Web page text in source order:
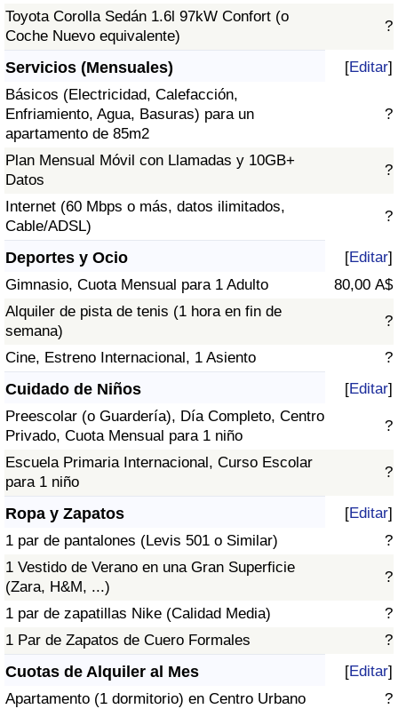
Toyota Corolla Sedán 1.6l 97kW Confort (o
Coche Nuevo equivalente)
?
Servicios (Mensuales) [Editar]
Básicos (Electricidad, Calefacción,
Enfriamiento, Agua, Basuras) para un
apartamento de 85m2
?
Plan Mensual Móvil con Llamadas y 10GB+
Datos
?
Internet (60 Mbps o más, datos ilimitados,
Cable/ADSL)
?
Deportes y Ocio [Editar]
Gimnasio, Cuota Mensual para 1 Adulto
80,00 A$
Alquiler de pista de tenis (1 hora en fin de
semana)
?
Cine, Estreno Internacional, 1 Asiento ?
Cuidado de Niños [Editar]
Preescolar (o Guardería), Día Completo, Centro
Privado, Cuota Mensual para 1 niño
?
Escuela Primaria Internacional, Curso Escolar
para 1 niño
?
Ropa y Zapatos [Editar]
1 par de pantalones (Levis 501 o Similar)
?
1 Vestido de Verano en una Gran Superficie
(Zara, H&M, ...)
?
1 par de zapatillas Nike (Calidad Media)
?
1 Par de Zapatos de Cuero Formales
?
Cuotas de Alquiler al Mes [Editar]
Apartamento (1 dormitorio) en Centro Urbano
?